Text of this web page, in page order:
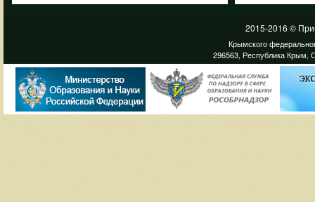
2015-2016 ©
Крымского
296563, Республика Крым,